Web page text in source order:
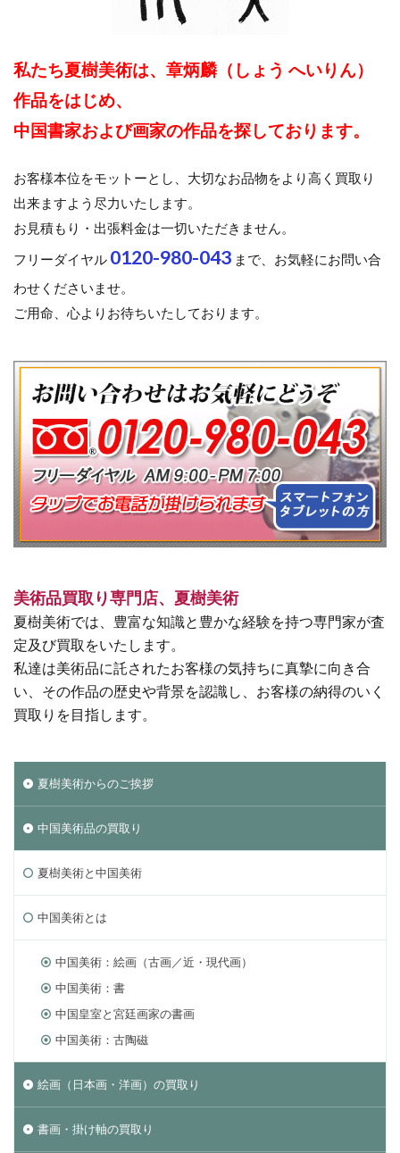
私たち夏樹美術は、章炳麟（しょう へいりん）
作品をはじめ、
中国書家および画家の作品を探しております。
お客様本位をモットーとし、大切なお品物をより高く買取り
出来ますよう尽力いたします。
お見積もり・出張料金は一切いただきません。
フリーダイヤル 0120-980-043 まで、お気軽にお問い合
わせくださいませ。
ご用命、心よりお待ちいたしております。
美術品買取り専門店、夏樹美術
夏樹美術では、豊富な知識と豊かな経験を持つ専門家が査
定及び買取をいたします。
私達は美術品に託されたお客様の気持ちに真摯に向き合
い、その作品の歴史や背景を認識し、お客様の納得のいく
買取りを目指します。
夏樹美術からのご挨拶
中国美術品の買取り
夏樹美術と中国美術
中国美術とは
中国美術：絵画（古画／近・現代画）
中国美術：書
中国皇室と宮廷画家の書画
中国美術：古陶磁
絵画（日本画・洋画）の買取り
書画・掛け軸の買取り